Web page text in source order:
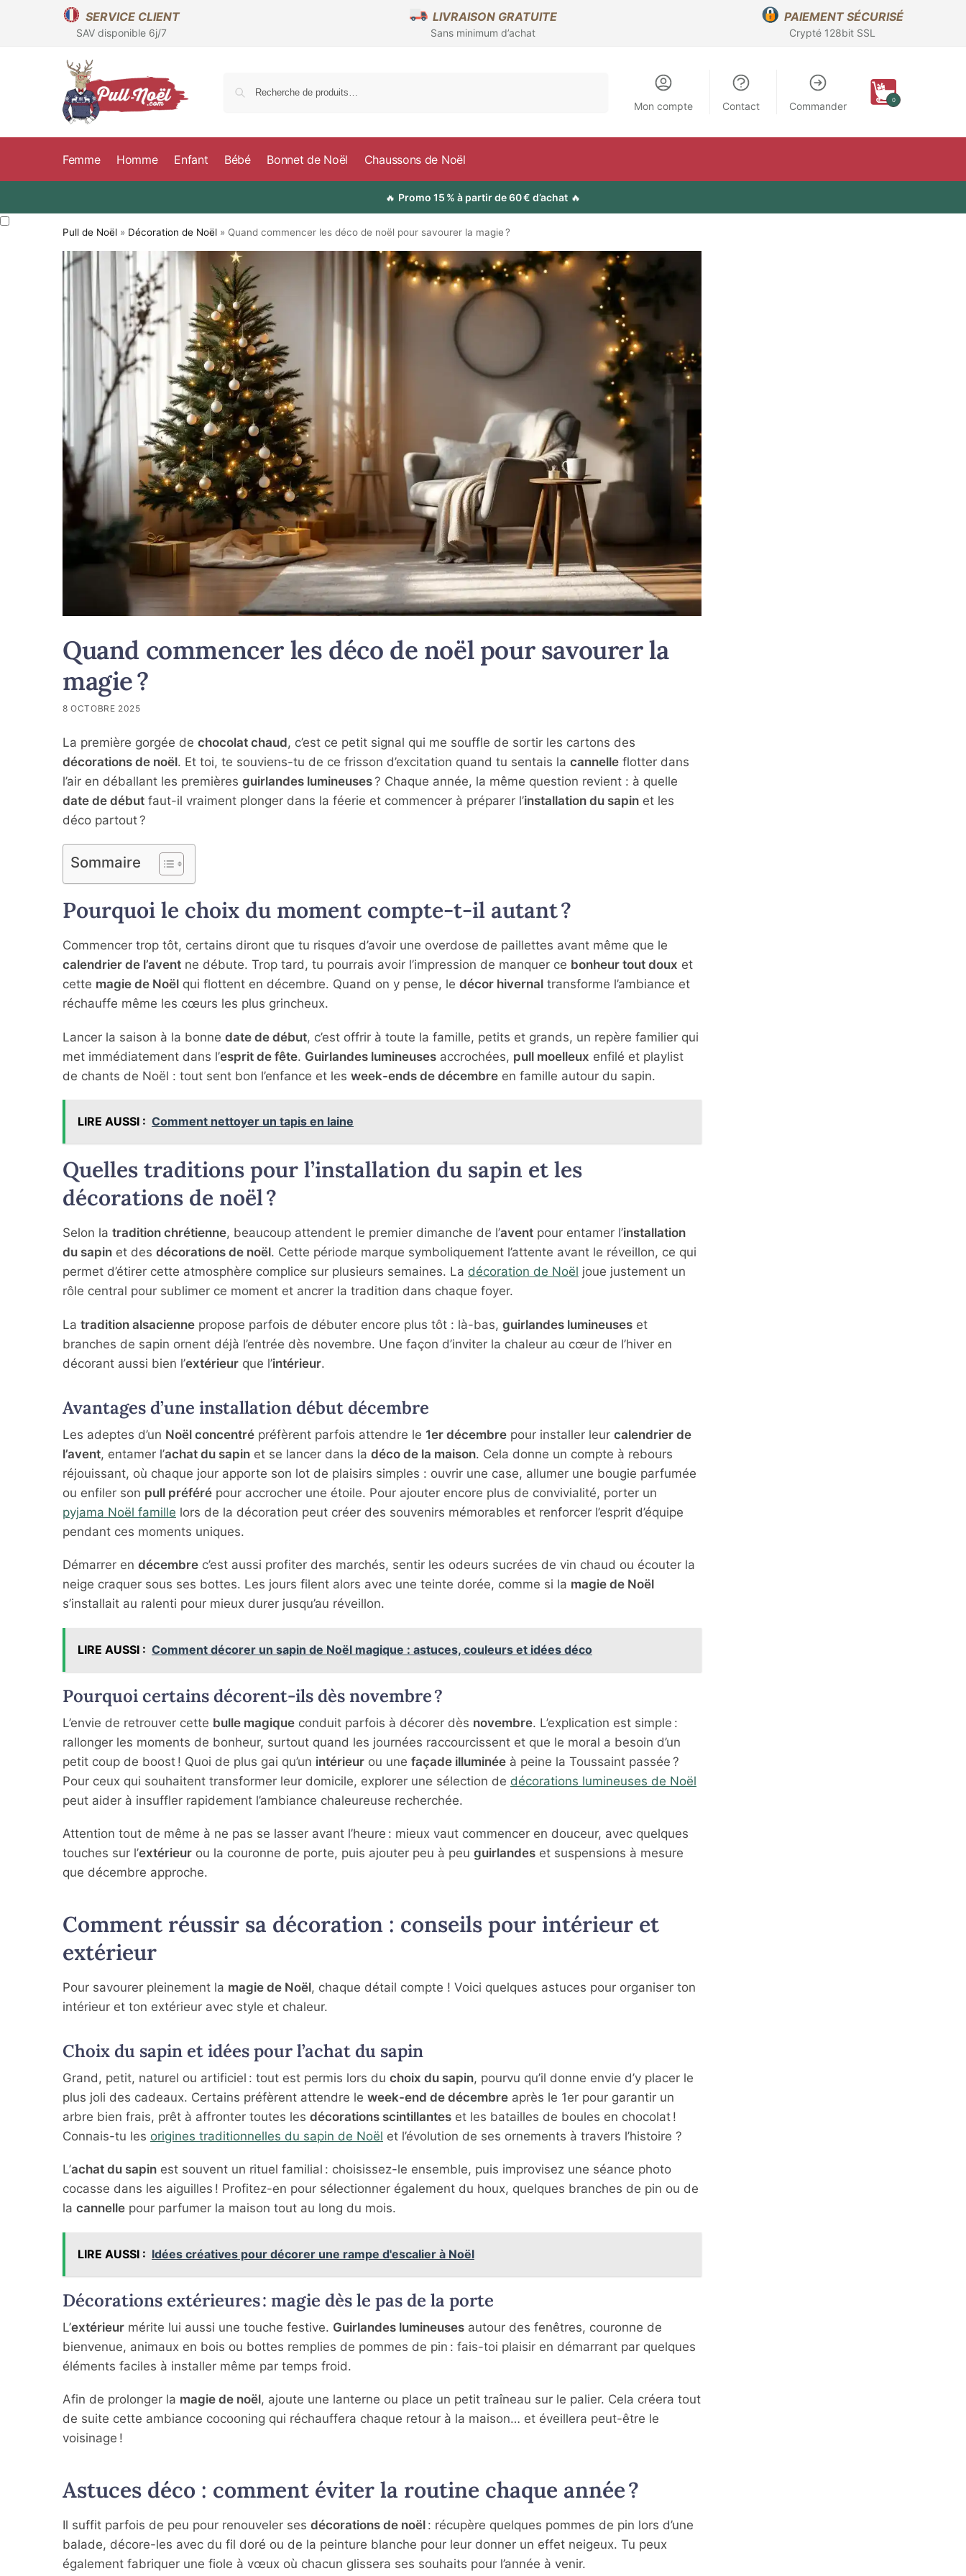
SERVICE CLIENT
SAV disponible 6j/7
LIVRAISON GRATUITE
Sans minimum d’achat
PAIEMENT SÉCURISÉ
Crypté 128bit SSL
Mon compte Contact Commander 0
Femme Homme Enfant Bébé Bonnet de Noël Chaussons de Noël
🔥 Promo 15 % à partir de 60 € d’achat 🔥
Pull de Noël » Décoration de Noël » Quand commencer les déco de noël pour savourer la magie ?
Quand commencer les déco de noël pour savourer la
magie ?
8 OCTOBRE 2025
La première gorgée de chocolat chaud, c’est ce petit signal qui me souffle de sortir les cartons des
décorations de noël. Et toi, te souviens-tu de ce frisson d’excitation quand tu sentais la cannelle flotter dans
l’air en déballant les premières guirlandes lumineuses? Chaque année, la même question revient : à quelle
date de début faut-il vraiment plonger dans la féerie et commencer à préparer l’installation du sapin et les
déco partout ?
Sommaire
Pourquoi le choix du moment compte-t-il autant ?
Commencer trop tôt, certains diront que tu risques d’avoir une overdose de paillettes avant même que le
calendrier de l’avent ne débute. Trop tard, tu pourrais avoir l’impression de manquer ce bonheur tout doux et
cette magie de Noël qui flottent en décembre. Quand on y pense, le décor hivernal transforme l’ambiance et
réchauffe même les cœurs les plus grincheux.
Lancer la saison à la bonne date de début, c’est offrir à toute la famille, petits et grands, un repère familier qui
met immédiatement dans l’esprit de fête. Guirlandes lumineuses accrochées, pull moelleux enfilé et playlist
de chants de Noël : tout sent bon l’enfance et les week-ends de décembre en famille autour du sapin.
LIRE AUSSI : Comment nettoyer un tapis en laine
Quelles traditions pour l’installation du sapin et les
décorations de noël ?
Selon la tradition chrétienne, beaucoup attendent le premier dimanche de l’avent pour entamer l’installation
du sapin et des décorations de noël. Cette période marque symboliquement l’attente avant le réveillon, ce qui
permet d’étirer cette atmosphère complice sur plusieurs semaines. La décoration de Noël joue justement un
rôle central pour sublimer ce moment et ancrer la tradition dans chaque foyer.
La tradition alsacienne propose parfois de débuter encore plus tôt : là-bas, guirlandes lumineuses et
branches de sapin ornent déjà l’entrée dès novembre. Une façon d’inviter la chaleur au cœur de l’hiver en
décorant aussi bien l’extérieur que l’intérieur.
Avantages d’une installation début décembre
Les adeptes d’un Noël concentré préfèrent parfois attendre le 1er décembre pour installer leur calendrier de
l’avent, entamer l’achat du sapin et se lancer dans la déco de la maison. Cela donne un compte à rebours
réjouissant, où chaque jour apporte son lot de plaisirs simples : ouvrir une case, allumer une bougie parfumée
ou enfiler son pull préféré pour accrocher une étoile. Pour ajouter encore plus de convivialité, porter un
pyjama Noël famille lors de la décoration peut créer des souvenirs mémorables et renforcer l’esprit d’équipe
pendant ces moments uniques.
Démarrer en décembre c’est aussi profiter des marchés, sentir les odeurs sucrées de vin chaud ou écouter la
neige craquer sous ses bottes. Les jours filent alors avec une teinte dorée, comme si la magie de Noël
s’installait au ralenti pour mieux durer jusqu’au réveillon.
LIRE AUSSI : Comment décorer un sapin de Noël magique : astuces, couleurs et idées déco
Pourquoi certains décorent-ils dès novembre ?
L’envie de retrouver cette bulle magique conduit parfois à décorer dès novembre. L’explication est simple :
rallonger les moments de bonheur, surtout quand les journées raccourcissent et que le moral a besoin d’un
petit coup de boost ! Quoi de plus gai qu’un intérieur ou une façade illuminée à peine la Toussaint passée ?
Pour ceux qui souhaitent transformer leur domicile, explorer une sélection de décorations lumineuses de Noël
peut aider à insuffler rapidement l’ambiance chaleureuse recherchée.
Attention tout de même à ne pas se lasser avant l’heure : mieux vaut commencer en douceur, avec quelques
touches sur l’extérieur ou la couronne de porte, puis ajouter peu à peu guirlandes et suspensions à mesure
que décembre approche.
Comment réussir sa décoration : conseils pour intérieur et
extérieur
Pour savourer pleinement la magie de Noël, chaque détail compte ! Voici quelques astuces pour organiser ton
intérieur et ton extérieur avec style et chaleur.
Choix du sapin et idées pour l’achat du sapin
Grand, petit, naturel ou artificiel : tout est permis lors du choix du sapin, pourvu qu’il donne envie d’y placer le
plus joli des cadeaux. Certains préfèrent attendre le week-end de décembre après le 1er pour garantir un
arbre bien frais, prêt à affronter toutes les décorations scintillantes et les batailles de boules en chocolat !
Connais-tu les origines traditionnelles du sapin de Noël et l’évolution de ses ornements à travers l’histoire ?
L’achat du sapin est souvent un rituel familial : choisissez-le ensemble, puis improvisez une séance photo
cocasse dans les aiguilles ! Profitez-en pour sélectionner également du houx, quelques branches de pin ou de
la cannelle pour parfumer la maison tout au long du mois.
LIRE AUSSI : Idées créatives pour décorer une rampe d'escalier à Noël
Décorations extérieures : magie dès le pas de la porte
L’extérieur mérite lui aussi une touche festive. Guirlandes lumineuses autour des fenêtres, couronne de
bienvenue, animaux en bois ou bottes remplies de pommes de pin : fais-toi plaisir en démarrant par quelques
éléments faciles à installer même par temps froid.
Afin de prolonger la magie de noël, ajoute une lanterne ou place un petit traîneau sur le palier. Cela créera tout
de suite cette ambiance cocooning qui réchauffera chaque retour à la maison… et éveillera peut-être le
voisinage !
Astuces déco : comment éviter la routine chaque année ?
Il suffit parfois de peu pour renouveler ses décorations de noël : récupère quelques pommes de pin lors d’une
balade, décore-les avec du fil doré ou de la peinture blanche pour leur donner un effet neigeux. Tu peux
également fabriquer une fiole à vœux où chacun glissera ses souhaits pour l’année à venir.